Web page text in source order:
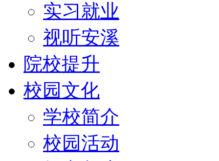
实习就业
视听安溪
院校提升
校园文化
学校简介
校园活动